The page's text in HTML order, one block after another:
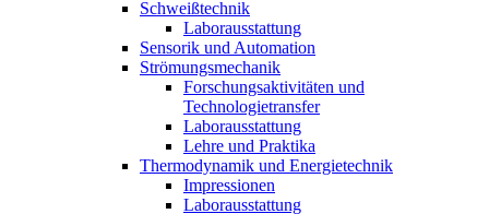
Schweißtechnik
Laborausstattung
Sensorik und Automation
Strömungsmechanik
Forschungsaktivitäten und
Technologietransfer
Laborausstattung
Lehre und Praktika
Thermodynamik und Energietechnik
Impressionen
Laborausstattung